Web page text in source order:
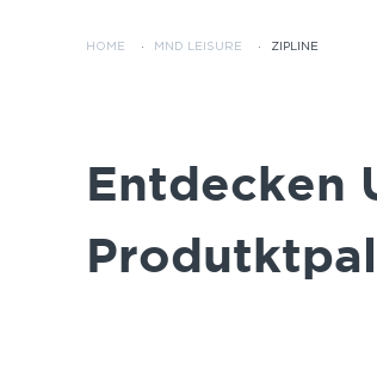
HOME · MND LEISURE · ZIPLINE
Entdecken